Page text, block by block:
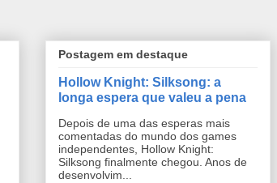
Postagem em destaque
Hollow Knight: Silksong: a
longa espera que valeu a pena
Depois de uma das esperas mais
comentadas do mundo dos games
independentes, Hollow Knight:
Silksong finalmente chegou. Anos de
desenvolvim...